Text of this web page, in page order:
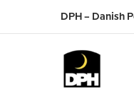
DPH – Danish